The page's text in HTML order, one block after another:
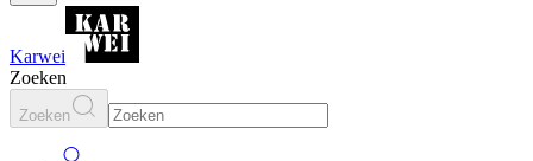
Karwei
Zoeken
Zoeken